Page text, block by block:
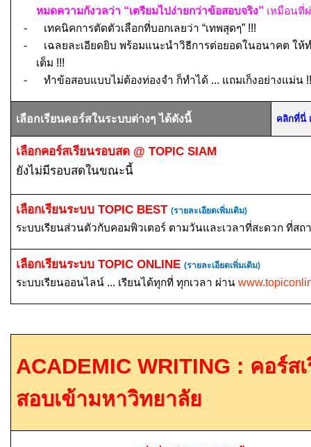
หมดความกังวลว่า “เตรียมไปง่ายกว่าข้อสอบจริง” เหมือนที่
-
เทคนิคการตัดตัวเลือกที่บอกเลยว่า “เทพสุดๆ” !!!
-
เฉลยละเอียดยิบ พร้อมแนะนำวิธีการต่อยอดในอนาคต ให้
เต็ม !!!
-
ทำข้อสอบแบบไม่ต้องท่องจำ ก็ทำได้ ... แถมเก็งอย่างแม่น
เลือกเรียนคอร์สในระบบต่างๆ ได้ดังนี้ คลิกที่นี่
เลือกคอร์สเรียนรอบสด @ TOPIC SIAM
ยังไม่มีรอบสดในขณะนี้
เลือกเรียนระบบTOPIC BEST (รายละเอียดเพิ่มเติม)
ระบบเรียนส่วนตัวกับคอมพิวเตอร์ ตามวันและเวลาที่สะดวก ที่สถ
เลือกเรียนระบบTOPIC ONLINE (รายละเอียดเพิ่มเติม)
ระบบเรียนออนไลน์ ... เรียนได้ทุกที่ ทุกเวลา ผ่าน
ACADEMIC WRITING : คอร์ส
สอบเข้ามหาวิทยาลัย